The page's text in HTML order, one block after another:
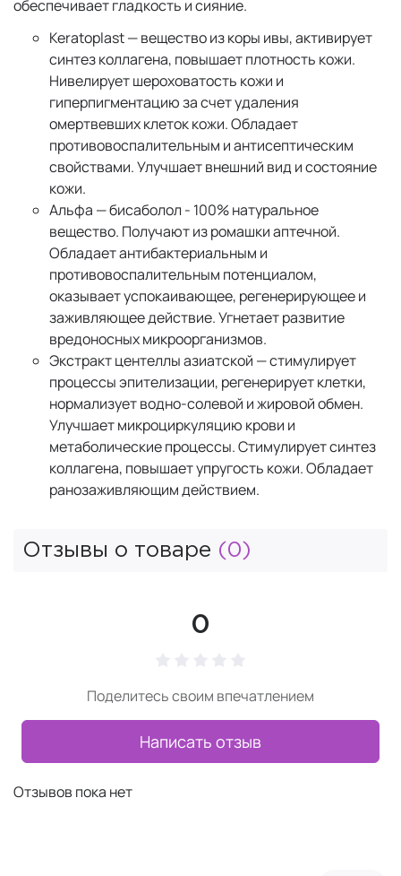
обеспечивает гладкость и сияние.
Keratoplast — вещество из коры ивы, активирует
синтез коллагена, повышает плотность кожи.
Нивелирует шероховатость кожи и
гиперпигментацию за счет удаления
омертвевших клеток кожи. Обладает
противовоспалительным и антисептическим
свойствами. Улучшает внешний вид и состояние
кожи.
Альфа — бисаболол - 100% натуральное
вещество. Получают из ромашки аптечной.
Обладает антибактериальным и
противовоспалительным потенциалом,
оказывает успокаивающее, регенерирующее и
заживляющее действие. Угнетает развитие
вредоносных микроорганизмов.
Экстракт центеллы азиатской — стимулирует
процессы эпителизации, регенерирует клетки,
нормализует водно-солевой и жировой обмен.
Улучшает микроциркуляцию крови и
метаболические процессы. Стимулирует синтез
коллагена, повышает упругость кожи. Обладает
ранозаживляющим действием.
Отзывы о товаре (0)
0
Поделитесь своим впечатлением
Написать отзыв
Отзывов пока нет